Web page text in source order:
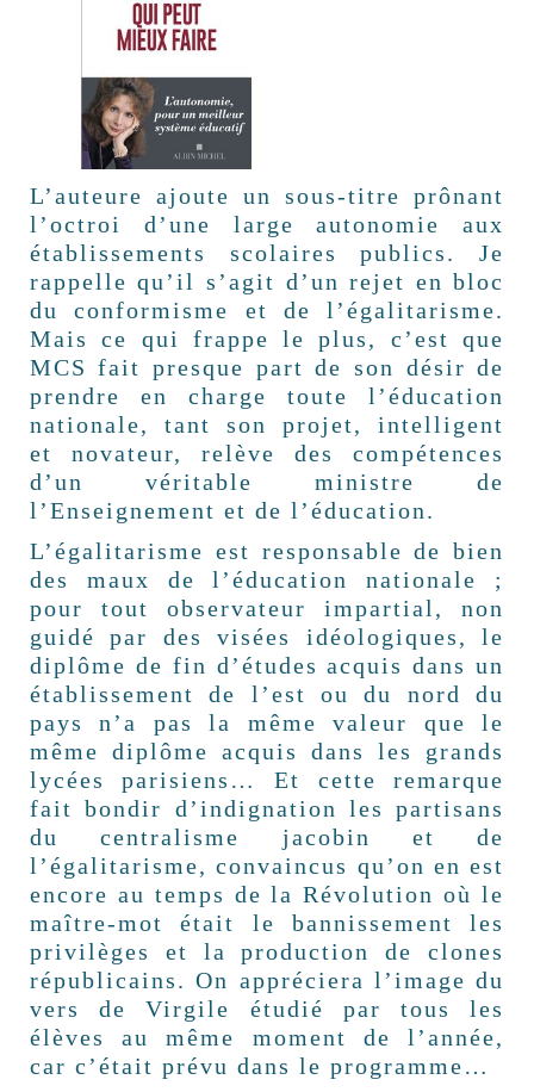
L’auteure ajoute un sous-titre prônant
l’octroi d’une large autonomie aux
établissements scolaires publics. Je
rappelle qu’il s’agit d’un rejet en bloc
du conformisme et de l’égalitarisme.
Mais ce qui frappe le plus, c’est que
MCS fait presque part de son désir de
prendre en charge toute l’éducation
nationale, tant son projet, intelligent
et novateur, relève des compétences
d’un véritable ministre de
l’Enseignement et de l’éducation.
L’égalitarisme est responsable de bien
des maux de l’éducation nationale ;
pour tout observateur impartial, non
guidé par des visées idéologiques, le
diplôme de fin d’études acquis dans un
établissement de l’est ou du nord du
pays n’a pas la même valeur que le
même diplôme acquis dans les grands
lycées parisiens… Et cette remarque
fait bondir d’indignation les partisans
du centralisme jacobin et de
l’égalitarisme, convaincus qu’on en est
encore au temps de la Révolution où le
maître-mot était le bannissement les
privilèges et la production de clones
républicains. On appréciera l’image du
vers de Virgile étudié par tous les
élèves au même moment de l’année,
car c’était prévu dans le programme…